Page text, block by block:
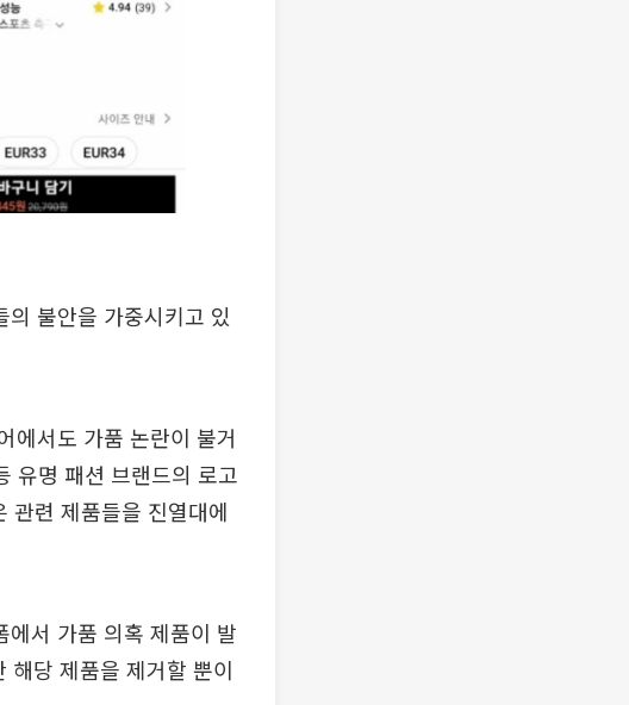
불안을 가중시키고 있
에서도 가품 논란이 불거
유명 패션 브랜드의 로고
관련 제품들을 진열대에
서 가품 의혹 제품이 발
해당 제품을 제거할 뿐이